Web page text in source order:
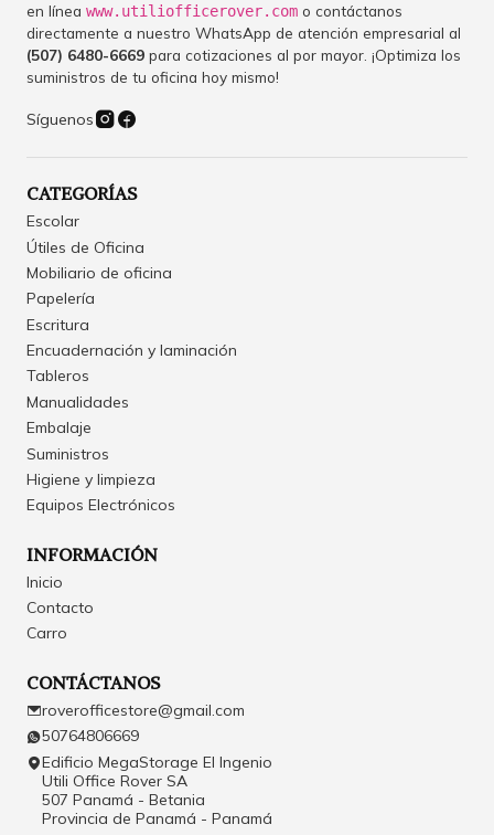
en línea www.utiliofficerover.com o contáctanos
directamente a nuestro WhatsApp de atención empresarial al
(507) 6480-6669 para cotizaciones al por mayor. ¡Optimiza los
suministros de tu oficina hoy mismo!
Síguenos
CATEGORÍAS
Escolar
Útiles de Oficina
Mobiliario de oficina
Papelería
Escritura
Encuadernación y laminación
Tableros
Manualidades
Embalaje
Suministros
Higiene y limpieza
Equipos Electrónicos
INFORMACIÓN
Inicio
Contacto
Carro
CONTÁCTANOS
roverofficestore@gmail.com
50764806669
Edificio MegaStorage El Ingenio
Utili Office Rover SA
507 Panamá - Betania
Provincia de Panamá - Panamá